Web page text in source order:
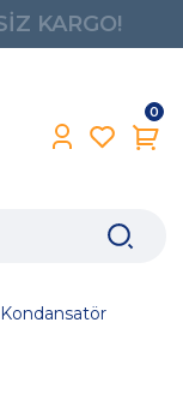
0
Kondansatör